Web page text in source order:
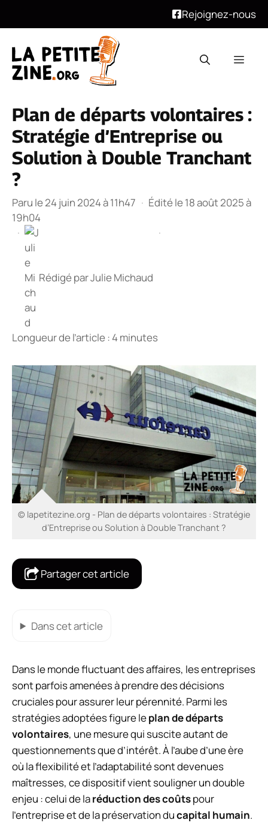
Rejoignez-nous
contenu
Plan de départs volontaires :
Stratégie d’Entreprise ou
Solution à Double Tranchant
?
Paru le 24 juin 2024 à 11h47 · Édité le 18 août 2025 à
19h04
·
Rédigé parJulie Michaud
·
Longueur de l’article : 4 minutes
© lapetitezine.org - Plan de départs volontaires : Stratégie
d’Entreprise ou Solution à Double Tranchant ?
Partager cet article
Dans cet article
Dans le monde fluctuant des affaires, les entreprises
sont parfois amenées à prendre des décisions
cruciales pour assurer leur pérennité. Parmi les
stratégies adoptées figure leplan de départs
volontaires, une mesure qui suscite autant de
questionnements que d’intérêt. À l’aube d’une ère
où la flexibilité et l’adaptabilité sont devenues
maîtresses, ce dispositif vient souligner un double
enjeu : celui de laréduction des coûtspour
l’entreprise et de la préservation ducapital humain.